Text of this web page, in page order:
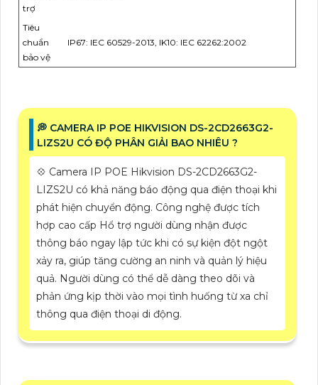
trợ
Tiêu
chuẩn
bảo vệ
IP67: IEC 60529-2013, IK10: IEC 62262:2002
️💭 CAMERA IP POE HIKVISION DS-2CD2663G2-
LIZS2U CÓ ĐỘ PHÂN GIẢI BAO NHIÊU ?
💠 Camera IP POE Hikvision DS-2CD2663G2-
LIZS2U có khả năng báo động qua điện thoại khi
phát hiện chuyển động. Công nghệ được tích
hợp cao cấp Hổ trợ người dùng nhận được
thông báo ngay lập tức khi có sự kiện đột ngột
xảy ra, giúp tăng cường an ninh và quản lý hiệu
quả. Người dùng có thể dễ dàng theo dõi và
phản ứng kịp thời vào mọi tình huống từ xa chỉ
thông qua điện thoại di động.